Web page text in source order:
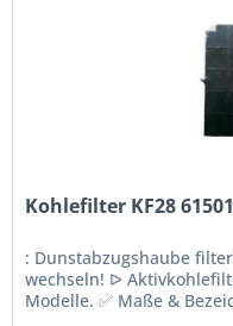
Kohlefilter KF28
: Dunstabzugshaube
wechseln! ᐅ
Modelle. ✅ Maße &